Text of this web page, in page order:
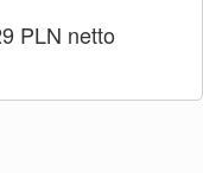
PLN netto